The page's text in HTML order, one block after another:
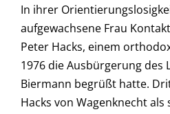
In ihrer
aufgewachsene Frau
Peter Hacks, einem
1976 die Ausbürgerung des
Biermann begrüßt hatte.
Hacks von Wagenknecht als